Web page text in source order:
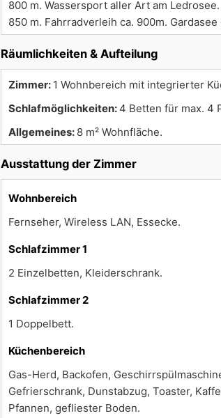
800 m. Wassersport aller Art am
850 m. Fahrradverleih ca. 900m. Gardasee
Räumlichkeiten & Aufteilung
Zimmer: 1 Wohnbereich mit integrierter
Schlafmöglichkeiten: 4 Betten für max. 4
Allgemeines: 8 m² Wohnfläche.
Ausstattung der Zimmer
Wohnbereich
Fernseher, Wireless LAN, Essecke.
Schlafzimmer 1
2 Einzelbetten, Kleiderschrank.
Schlafzimmer 2
1 Doppelbett.
Küchenbereich
Gas-Herd, Backofen,
Gefrierschrank, Dunstabzug, Toaster,
Pfannen, gefliester Boden.